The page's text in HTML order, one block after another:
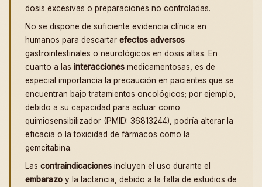
dosis excesivas o preparaciones no controladas.
No se dispone de suficiente evidencia clínica en
humanos para descartar efectos adversos
gastrointestinales o neurológicos en dosis altas. En
cuanto a las interacciones medicamentosas, es de
especial importancia la precaución en pacientes que se
encuentran bajo tratamientos oncológicos; por ejemplo,
debido a su capacidad para actuar como
quimiosensibilizador (PMID: 36813244), podría alterar la
eficacia o la toxicidad de fármacos como la
gemcitabina.
Las contraindicaciones incluyen el uso durante el
embarazo y la lactancia, debido a la falta de estudios de